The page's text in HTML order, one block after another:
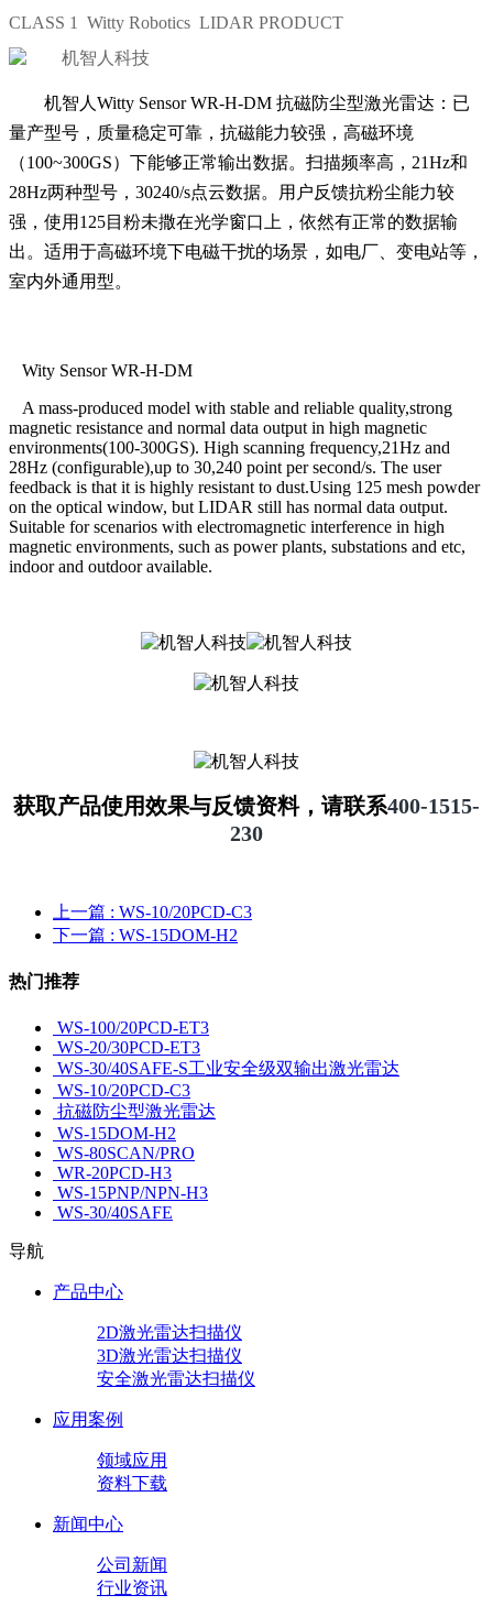
CLASS 1 Witty Robotics LIDAR PRODUCT
机智人 Witty Sensor WR-H-DM 抗磁防尘型激光雷达：已
量产型号，质量稳定可靠，抗磁能力较强，高磁环境
（100~300GS）下能够正常输出数据。扫描频率高，21Hz和
28Hz两种型号，30240/s点云数据。用户反馈抗粉尘能力较
强，使用125目粉未撒在光学窗口上，依然有正常的数据输
出。适用于高磁环境下电磁干扰的场景，如电厂、变电站等，
室内外通用型。
Wity Sensor WR-H-DM
A mass-produced model with stable and reliable quality,strong
magnetic resistance and normal data output in high magnetic
environments(100-300GS). High scanning frequency,21Hz and
28Hz (configurable),up to 30,240 point persecond/s. The user
feedback is that it is highly resistant to dust.Using 125 mesh powder
on the optical window, but LIDAR still has normal data output.
Suitable for scenarios with electromagnetic interference in high
magnetic environments, such as power plants, substations and etc,
indoor and outdoor available.
获取产品使用效果与反馈资料，请联系400-1515-
230
上一篇 : WS-10/20PCD-C3
下一篇 : WS-15DOM-H2
热门推荐
WS-100/20PCD-ET3
WS-20/30PCD-ET3
WS-30/40SAFE-S工业安全级双输出激光雷达
WS-10/20PCD-C3
抗磁防尘型激光雷达
WS-15DOM-H2
WS-80SCAN/PRO
WR-20PCD-H3
WS-15PNP/NPN-H3
WS-30/40SAFE
导航
产品中心
2D激光雷达扫描仪
3D激光雷达扫描仪
安全激光雷达扫描仪
应用案例
领域应用
资料下载
新闻中心
公司新闻
行业资讯